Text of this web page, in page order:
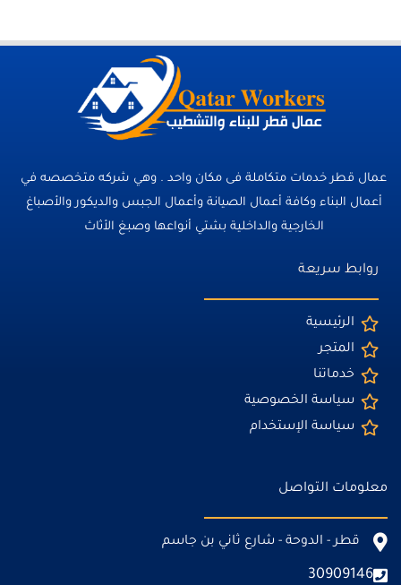
عمال قطر خدمات متكاملة فى مكان واحد . وهي شركه متخصصه في
أعمال البناء وكافة أعمال الصيانة وأعمال الجبس والديكور والأصباغ
الخارجية والداخلية بشتي أنواعها وصبغ الأثاث
روابط سريعة
الرئيسية
المتجر
خدماتنا
سياسة الخصوصية
سياسة الإستخدام
معلومات التواصل
قطر - الدوحة - شارع ثاني بن جاسم
30909146